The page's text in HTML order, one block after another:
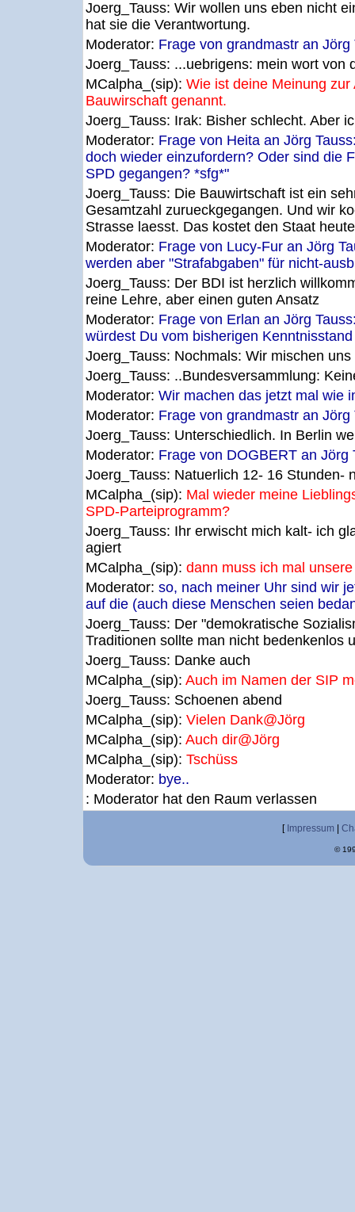
Joerg_Tauss: Wir wollen uns eben nicht
hat sie die Verantwortung.
Moderator: Frage von grandmastr an
Joerg_Tauss: ...uebrigens: mein wort von
MCalpha_(sip): Wie ist deine Meinung
Bauwirschaft genannt.
Joerg_Tauss: Irak: Bisher schlecht. Aber
Moderator: Frage von Heita an Jörg
doch wieder einzufordern? Oder sind die
SPD gegangen? *sfg*"
Joerg_Tauss: Die Bauwirtschaft ist ein
Gesamtzahl zurueckgegangen. Und wir
Strasse laesst. Das kostet den Staat
Moderator: Frage von Lucy-Fur an Jörg
werden aber "Strafabgaben" für nicht-
Joerg_Tauss: Der BDI ist herzlich
reine Lehre, aber einen guten Ansatz
Moderator: Frage von Erlan an Jörg
würdest Du vom bisherigen
Joerg_Tauss: Nochmals: Wir mischen
Joerg_Tauss: ..Bundesversammlung:
Moderator: Wir machen das jetzt mal wie
Moderator: Frage von grandmastr an
Joerg_Tauss: Unterschiedlich. In Berlin
Moderator: Frage von DOGBERT an
Joerg_Tauss: Natuerlich 12- 16 Stunden-
MCalpha_(sip): Mal wieder meine
SPD-Parteiprogramm?
Joerg_Tauss: Ihr erwischt mich kalt- ich
agiert
MCalpha_(sip): dann muss ich mal
Moderator: so, nach meiner Uhr sind wir
auf die (auch diese Menschen seien
Joerg_Tauss: Der "demokratische
Traditionen sollte man nicht bedenkenlos
Joerg_Tauss: Danke auch
MCalpha_(sip): Auch im Namen der SIP
Joerg_Tauss: Schoenen abend
MCalpha_(sip): Vielen Dank@Jörg
MCalpha_(sip): Auch dir@Jörg
MCalpha_(sip): Tschüss
Moderator: bye..
: Moderator hat den Raum verlassen
[ Impressum
©